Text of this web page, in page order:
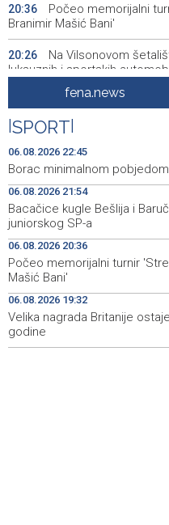
20:36
Počeo memorijalni
Branimir Mašić Bani'
20:26
Na Vilsonovom
luksuznih i sportskih
Announcement of
19:55
Drugi Festival bakri
Livna
Novi Travnik receives
heritage project
19:33
Crishock: OHR
political stakeholders in BiH
19:32
Velika nagrada
2028. godine
19:29
Španska krajnja
Maroka kao suorganizatora
fena.news
SPORT
06.08.2026 22:45
Borac minimalnom
06.08.2026 21:54
Bacačice kugle Bešlija i
juniorskog SP-a
06.08.2026 20:36
Počeo memorijalni turnir
Mašić Bani'
06.08.2026 19:32
Velika nagrada Britanije
godine